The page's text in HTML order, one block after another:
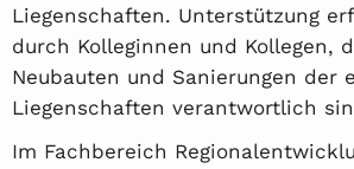
Liegenschaften. Unterstützung
durch Kolleginnen und Kollegen,
Neubauten und Sanierungen der
Liegenschaften verantwortlich
Im Fachbereich